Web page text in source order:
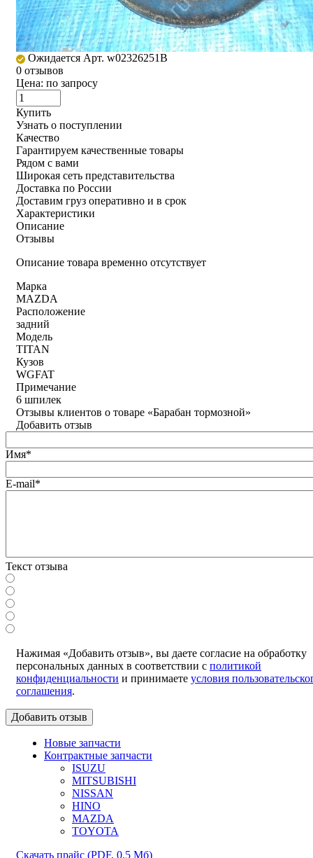
Ожидается Арт. w02326251B
0 отзывов
Цена: по запросу
Купить
Узнать о поступлении
Качество
Гарантируем качественные товары
Рядом с вами
Широкая сеть представительства
Доставка по России
Доставим груз оперативно и в срок
Характеристики
Описание
Отзывы
Описание товара временно отсутствует
Марка
MAZDA
Расположение
задний
Модель
TITAN
Кузов
WGFAT
Примечание
6 шпилек
Отзывы клиентов о товаре «Барабан тормозной»
Добавить отзыв
Имя*
E-mail*
Текст отзыва
Нажимая «Добавить отзыв», вы даете согласие на обработку
персональных данных в соответствии с политикой
конфиденциальности и принимаете условия
соглашения.
Новые запчасти
Контрактные запчасти
ISUZU
MITSUBISHI
NISSAN
HINO
MAZDA
TOYOTA
Скачать прайс (PDF, 0.5 Мб)